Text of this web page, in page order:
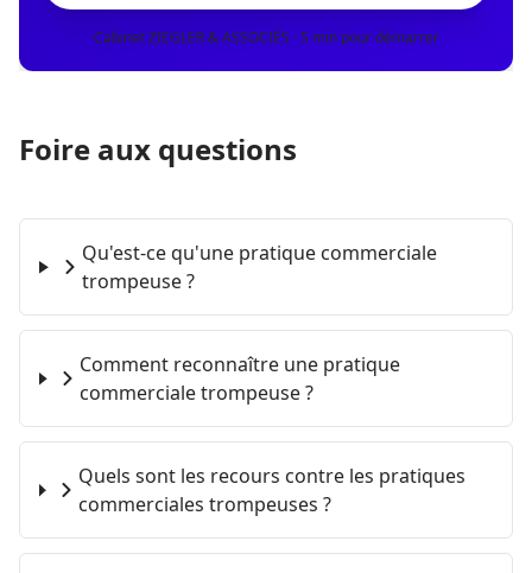
Cabinet ZIEGLER & ASSOCIÉS · 5 min pour démarrer
Foire aux questions
Qu'est-ce qu'une pratique commerciale
trompeuse ?
Comment reconnaître une pratique
commerciale trompeuse ?
Quels sont les recours contre les pratiques
commerciales trompeuses ?